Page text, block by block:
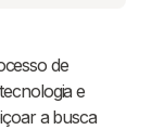
de
e
a busca